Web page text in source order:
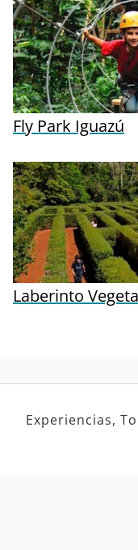
Fly Park Iguazú
Laberinto
Experiencias,